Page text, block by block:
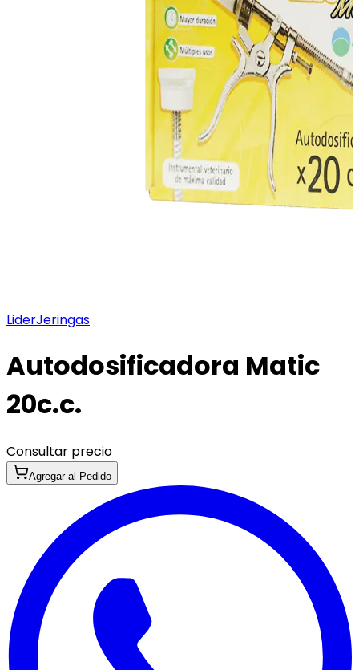
LiderJeringas
Autodosificadora Matic
20c.c.
Consultar precio
Agregar al Pedido